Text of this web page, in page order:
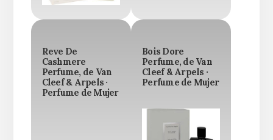
Reve De
Cashmere
Perfume, de Van
Cleef & Arpels ·
Perfume de Mujer
Bois Dore
Perfume, de Van
Cleef & Arpels ·
Perfume de Mujer